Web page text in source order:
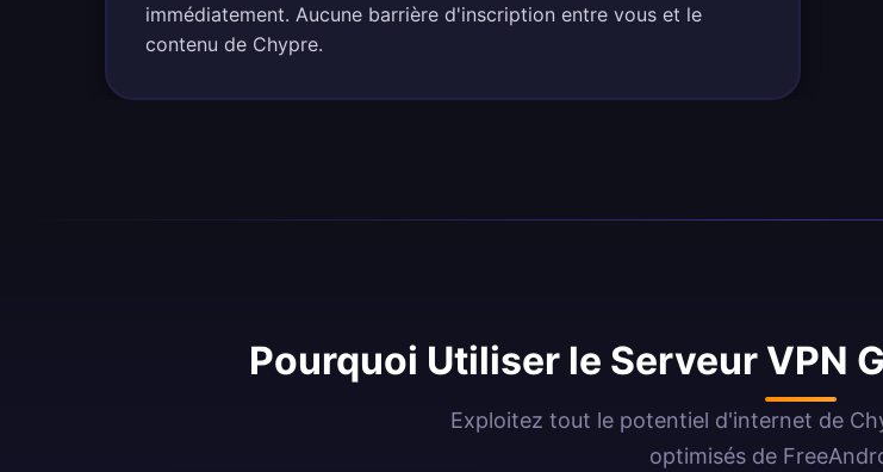
immédiatement. Aucune barrière d'inscription entre vous et le
contenu de Chypre.
Pourquoi Utiliser le Serveur VPN
Exploitez tout le potentiel d'internet de
optimisés de